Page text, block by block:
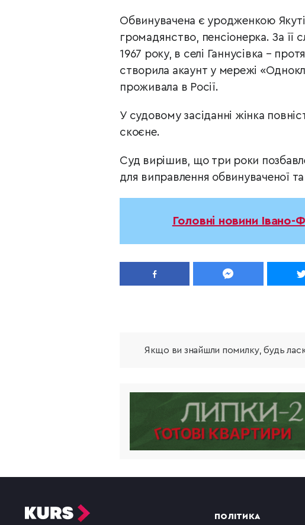
Обвинувачена є уродженкою
громадянство, пенсіонерка. За її
1967 року, в селі Ганнусівка –
створила акаунт у мережі
проживала в Росії.
У судовому засіданні жінка
скоєне.
Суд вирішив, що три роки
для виправлення обвинуваченої
Головні новини Івано-
Якщо ви знайшли помилку, будь
ПОЛІТИКА